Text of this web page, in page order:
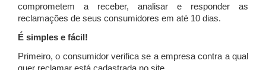
comprometem a receber, analisar e responder as
reclamações de seus consumidores em até 10 dias.
É simples e fácil!
Primeiro, o consumidor verifica se a empresa contra a qual